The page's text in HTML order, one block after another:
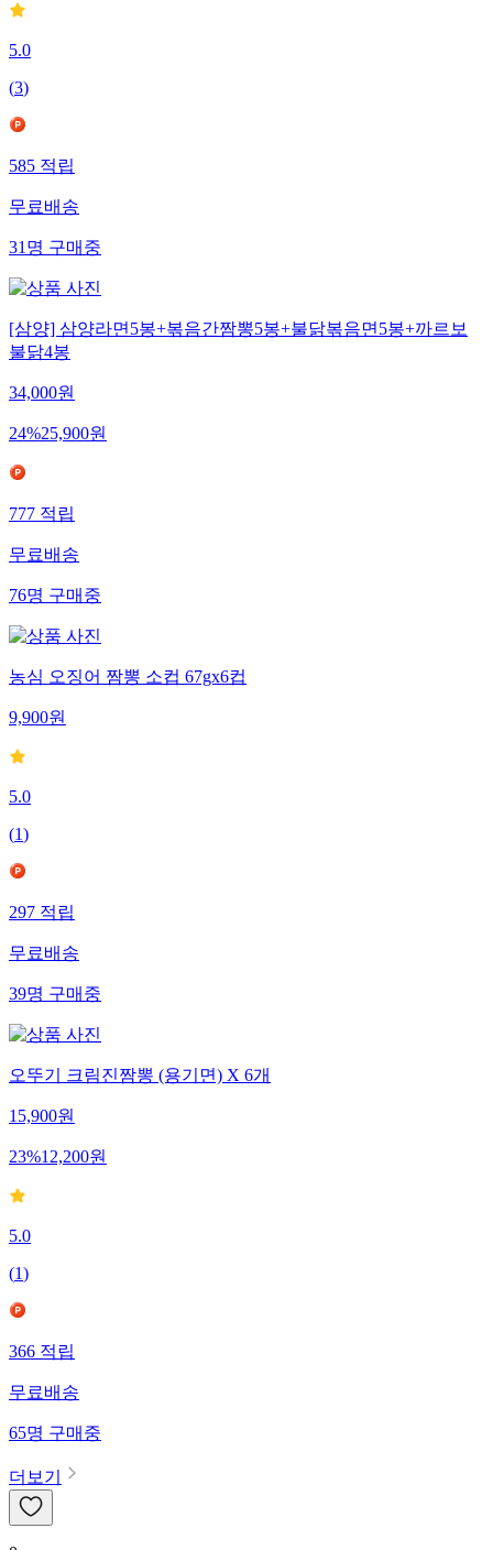
5.0
(3)
585적립
무료배송
31명구매중
[삼양] 삼양라면5봉+볶음간짬뽕5봉+불닭볶음면5봉+까르보
불닭4봉
34,000원
24%25,900원
777적립
무료배송
76명구매중
농심 오징어 짬뽕 소컵 67gx6컵
9,900원
5.0
(1)
297적립
무료배송
39명구매중
오뚜기 크림진짬뽕 (용기면) X 6개
15,900원
23%12,200원
5.0
(1)
366적립
무료배송
65명구매중
더보기